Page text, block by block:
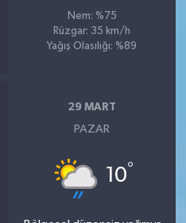
Nem: %75
Rüzgar: 35 km/h
Yağış Olasılığı: %89
29 MART
PAZAR
10°